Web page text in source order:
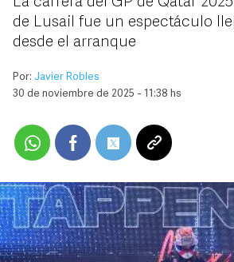
de Lusail fue un espectáculo
desde el arranque
Por: Javier Robles
30 de noviembre de 2025 - 11:38 hs